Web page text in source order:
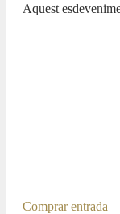
Aquest
Comprar entrada